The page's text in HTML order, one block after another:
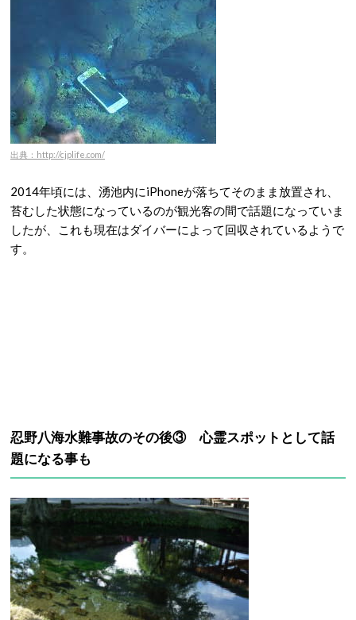
出典：http://cjplife.com/
2014年頃には、湧池内にiPhoneが落ちてそのまま放置され、
苔むした状態になっているのが観光客の間で話題になっていま
したが、これも現在はダイバーによって回収されているようで
す。
忍野八海水難事故のその後③ 心霊スポットとして話
題になる事も